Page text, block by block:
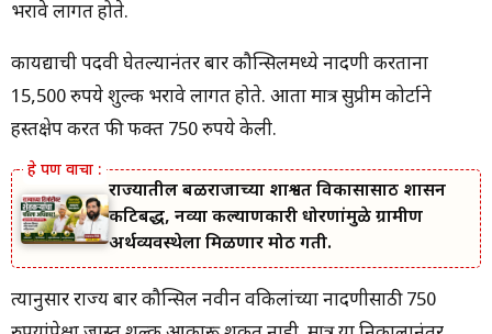
भरावे लागत होते.
कायद्याची पदवी घेतल्यानंतर बार कौन्सिलमध्ये नोंदणी करताना
15,500 रुपये शुल्क भरावे लागत होते. आता मात्र सुप्रीम कोर्टाने
हस्तक्षेप करत फी फक्त 750 रुपये केली.
राज्यातील बळीराजाच्या शाश्वत विकासासाठी शासन
कटिबद्ध, नव्या कल्याणकारी धोरणांमुळे ग्रामीण
अर्थव्यवस्थेला मिळणार मोठी गती.
त्यानुसार राज्य बार कौन्सिल नवीन वकिलांच्या नोंदणीसाठी 750